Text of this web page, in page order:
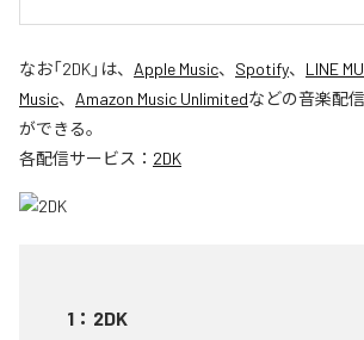
なお「2DK」は、 Apple Music、 Spotify、 LINE
Music、 Amazon Music Unlimitedなどの音楽配
ができる。
各配信サービス： 2DK
1 ： 2DK